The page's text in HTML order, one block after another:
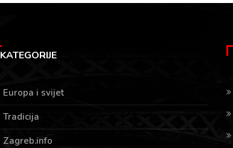
KATEGORIJE
Europa i svijet
Tradicija
Zagreb.info